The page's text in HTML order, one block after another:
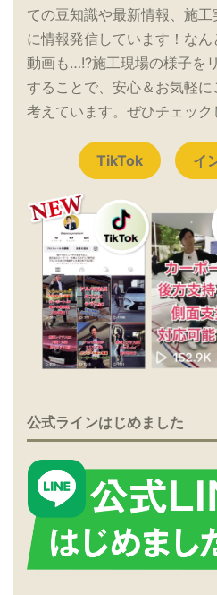
ての豆知識や最新情報、施
に情報発信しています！な
動画も…!?施工現場の様子を
することで、安心＆お気軽に
考えています。ぜひチェック
TikTok イ
公式ラインはじめました